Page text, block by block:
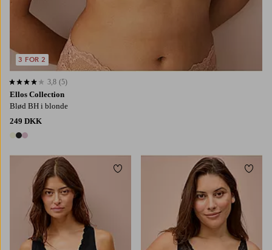
Ellos Collection
Blød BH i blonde
249 DKK
3 farver
3,8 baseret på 5 bedømmelser
3,8 (5)
3 FOR 2
Tilføj til favoritter